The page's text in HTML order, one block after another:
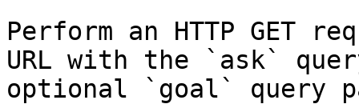
Perform an HTTP GET
URL with the `ask`
optional `goal` query